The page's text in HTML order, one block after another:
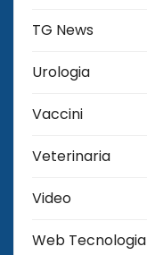
TG News
Urologia
Vaccini
Veterinaria
Video
Web Tecnologia